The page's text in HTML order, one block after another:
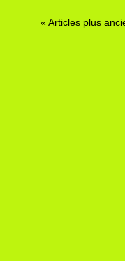
« Articles plus